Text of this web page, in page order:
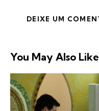
You May Also Like